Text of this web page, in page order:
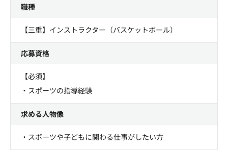
職種
【三重】インストラクター（バスケットボール）
応募資格
【必須】
・スポーツの指導経験
求める人物像
・スポーツや子どもに関わる仕事がしたい方